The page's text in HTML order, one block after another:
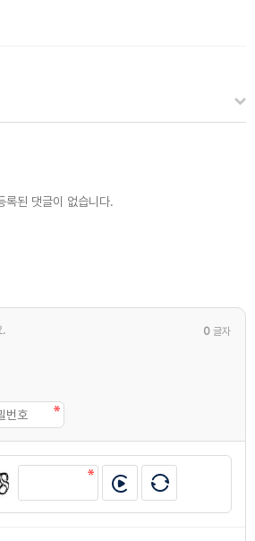
록된 댓글이 없습니다.
0 글자